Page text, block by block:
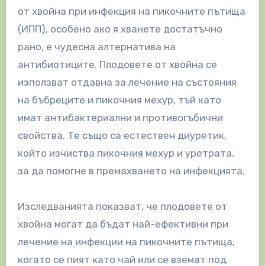
от хвойна при инфекция на пикочните пътища
(ИПП), особено ако я хванете достатъчно
рано, е чудесна алтернатива на
антибиотиците. Плодовете от хвойна се
използват отдавна за лечение на състояния
на бъбреците и пикочния мехур, тъй като
имат антибактериални и противогъбични
свойства. Те също са естествен диуретик,
който изчиства пикочния мехур и уретрата,
за да помогне в премахването на инфекцията.
Изследванията показват, че плодовете от
хвойна могат да бъдат най-ефективни при
лечение на инфекции на пикочните пътища,
когато се пият като чай или се вземат под